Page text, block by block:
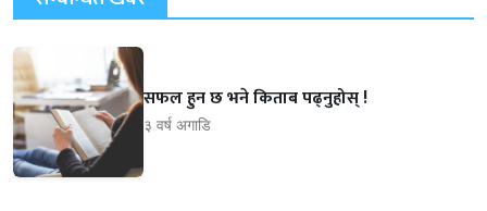
सफल हुन छ भने किताब पढ्नुहोस् !
३ वर्ष अगाडि